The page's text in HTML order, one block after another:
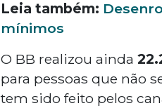
Leia também:
mínimos
O BB realizou ainda
para pessoas que não
tem sido feito pelos